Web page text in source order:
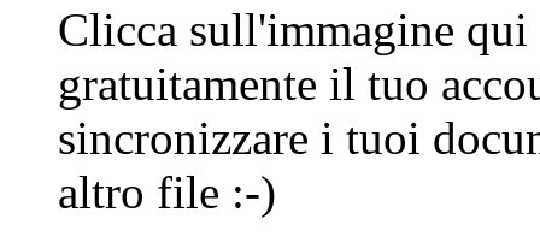
Clicca sull'immagine
gratuitamente il tuo
sincronizzare i tuoi
altro file :-)